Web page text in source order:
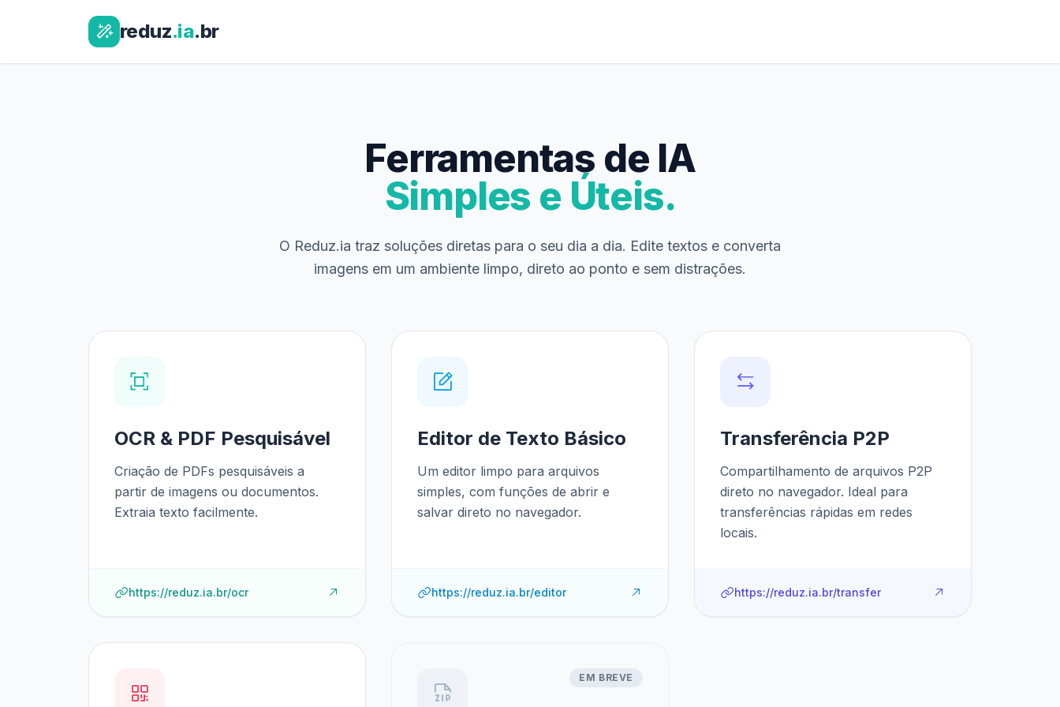
reduz.ia.br
Ferramentas de IA
Simples e Úteis.
O Reduz.ia traz soluções diretas para o seu dia a dia. Edite textos e converta
imagens em um ambiente limpo, direto ao ponto e sem distrações.
OCR & PDF Pesquisável
Criação de PDFs pesquisáveis a
partir de imagens ou documentos.
Extraia texto facilmente.
https://reduz.ia.br/ocr
Editor de Texto Básico
Um editor limpo para arquivos
simples, com funções de abrir e
salvar direto no navegador.
https://reduz.ia.br/editor
Transferência P2P
Compartilhamento de arquivos P2P
direto no navegador. Ideal para
transferências rápidas em redes
locais.
https://reduz.ia.br/transfer
EM BREVE